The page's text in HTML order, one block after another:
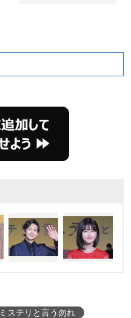
ミステリと言う勿れ